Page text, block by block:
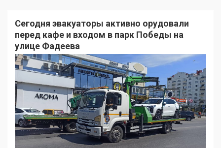
Сегодня эвакуаторы активно орудовали
перед кафе и входом в парк Победы на
улице Фадеева